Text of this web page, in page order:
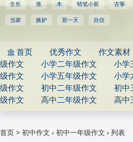
生长 推 木 蜡笔小新 古筝
当家 嫉妒 那一天 自信
 首页 优秀作文 作文素材
级作文
小学二年级作文 小学
级作文
小学五年级作文 小学
级作文
初中二年级作文 初中
级作文
高中二年级作文 高中
首页 > 初中作文 › 初中一年级作文 › 列表